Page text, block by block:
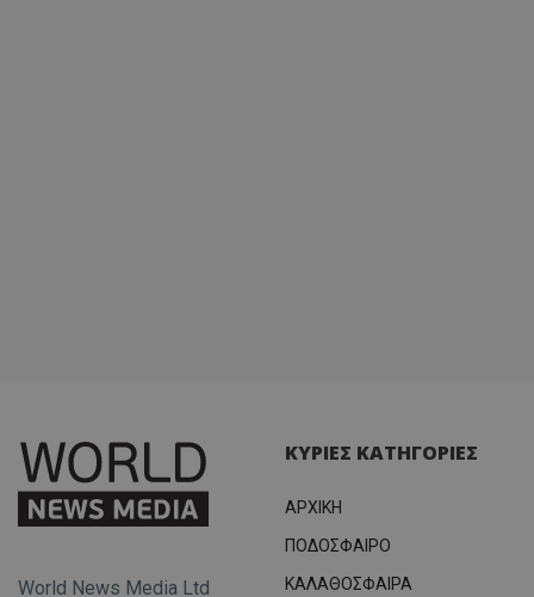
World News Media Ltd
ΚΥΡΙΕΣ ΚΑΤΗΓΟΡΙΕΣ
ΑΡΧΙΚΗ
ΠΟΔΟΣΦΑΙΡΟ
ΚΑΛΑΘΟΣΦΑΙΡΑ